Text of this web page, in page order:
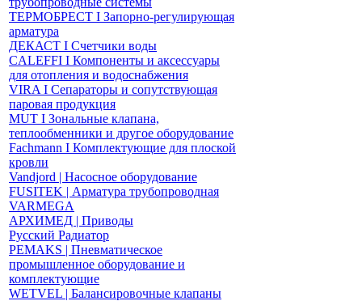
ТЕРМОБРЕСТ І Запорно-регулирующая
арматура
ДЕКАСТ І Счетчики воды
CALEFFI І Компоненты и аксессуары
для отопления и водоснабжения
VIRA І Сепараторы и сопутствующая
паровая продукция
MUT І Зональные клапана,
теплообменники и другое оборудование
Fachmann І Комплектующие для плоской
кровли
Vandjord | Насосное оборудование
FUSITEK | Арматура трубопроводная
VARMEGA
АРХИМЕД | Приводы
Русский Радиатор
PEMAKS | Пневматическое
промышленное оборудование и
комплектующие
WETVEL | Балансировочные клапаны